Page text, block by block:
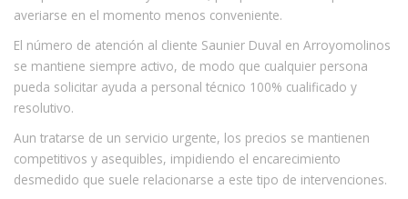
averiarse en el momento menos conveniente.
El número de atención al cliente Saunier Duval en Arroyomolinos
se mantiene siempre activo, de modo que cualquier persona
pueda solicitar ayuda a personal técnico 100% cualificado y
resolutivo.
Aun tratarse de un servicio urgente, los precios se mantienen
competitivos y asequibles, impidiendo el encarecimiento
desmedido que suele relacionarse a este tipo de intervenciones.